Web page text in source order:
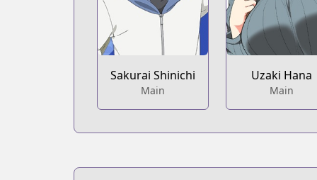
Sakurai Shinichi
Main
Uzaki Hana
Main